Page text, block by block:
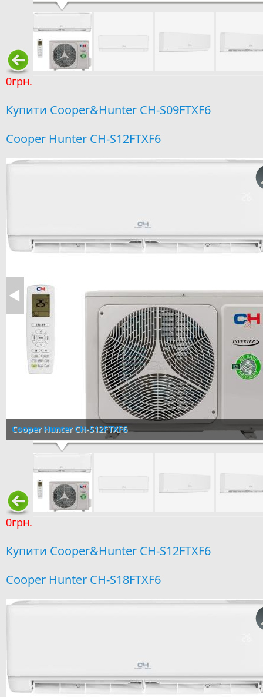
0грн.
Купити Cooper&Hunter CH-S09FTXF6
Cooper Hunter CH-S12FTXF6
Cooper Hunter CH-S12FTXF6
0грн.
Купити Cooper&Hunter CH-S12FTXF6
Cooper Hunter CH-S18FTXF6